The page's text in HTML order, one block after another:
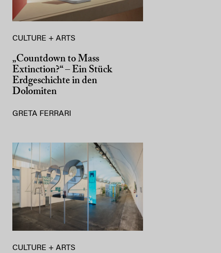
CULTURE + ARTS
„Countdown to Mass
Extinction?“ – Ein Stück
Erdgeschichte in den
Dolomiten
GRETA FERRARI
CULTURE + ARTS